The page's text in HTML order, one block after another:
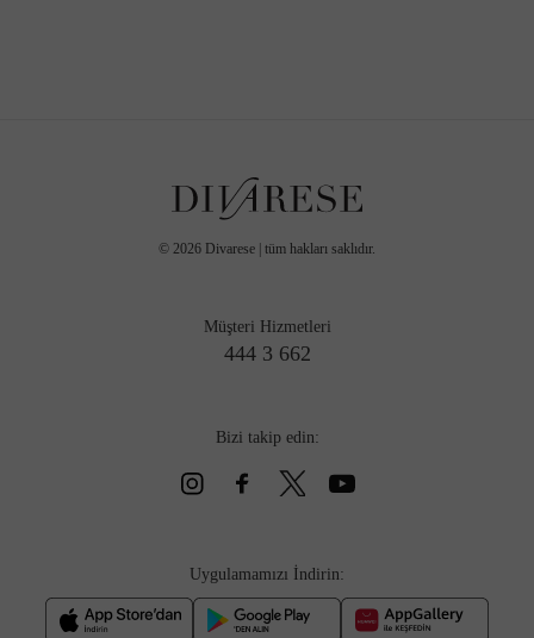
© 2026 Divarese | tüm hakları saklıdır.
Müşteri Hizmetleri
444 3 662
Bizi takip edin:
Uygulamamızı İndirin: